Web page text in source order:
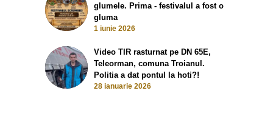
glumele. Prima - festivalul a fost o
gluma
1 iunie 2026
Video TIR rasturnat pe DN 65E,
Teleorman, comuna Troianul.
Politia a dat pontul la hoti?!
28 ianuarie 2026